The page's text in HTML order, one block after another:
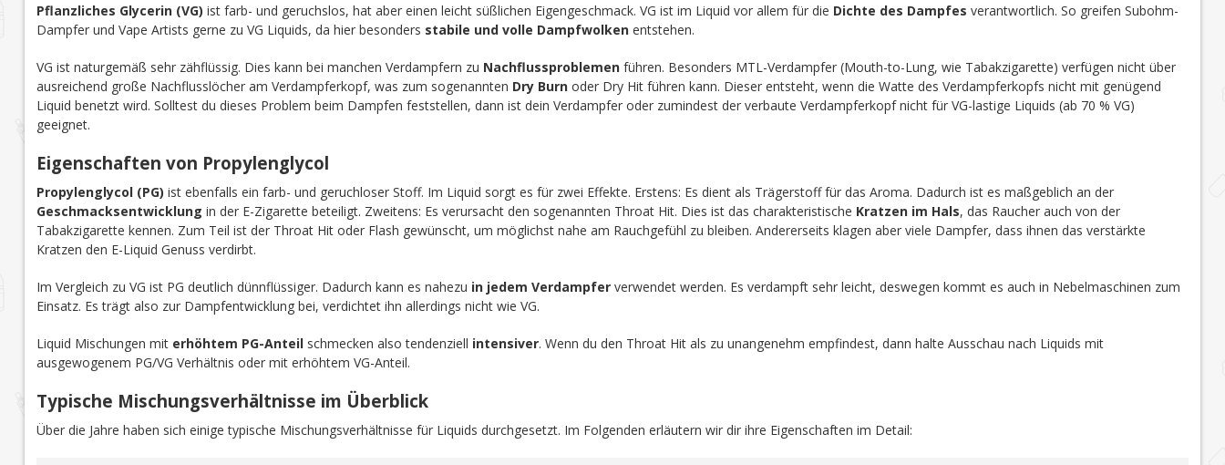
Pflanzliches Glycerin (VG) ist farb- und geruchslos, hat aber einen leicht süßlichen Eigengeschmack. VG ist im Liquid vor allem für die Dichte des Dampfes verantwortlich. So greifen Subohm-
Dampfer und Vape Artists gerne zu VG Liquids, da hier besonders stabile und volle Dampfwolkenentstehen.
VG ist naturgemäß sehr zähflüssig. Dies kann bei manchen Verdampfern zu Nachflussproblemenführen. Besonders MTL-Verdampfer (Mouth-to-Lung, wie Tabakzigarette) verfügen nicht über
ausreichend große Nachflusslöcher am Verdampferkopf, was zum sogenannten Dry Burnoder Dry Hit führen kann. Dieser entsteht, wenn die Watte des Verdampferkopfs nicht mit genügend
Liquid benetzt wird. Solltest du dieses Problem beim Dampfen feststellen, dann ist dein Verdampfer oder zumindest der verbaute Verdampferkopf nicht für VG-lastige Liquids (ab 70 % VG)
geeignet.
Eigenschaften von Propylenglycol
Propylenglycol (PG) ist ebenfalls ein farb- und geruchloser Stoff. Im Liquid sorgt es für zwei Effekte. Erstens: Es dient als Trägerstoff für das Aroma. Dadurch ist es maßgeblich an der
Geschmacksentwicklung in der E-Zigarette beteiligt. Zweitens: Es verursacht den sogenannten Throat Hit. Dies ist das charakteristische Kratzen im Hals, das Raucher auch von der
Tabakzigarette kennen. Zum Teil ist der Throat Hit oder Flash gewünscht, um möglichst nahe am Rauchgefühl zu bleiben. Andererseits klagen aber viele Dampfer, dass ihnen das verstärkte
Kratzen den E-Liquid Genuss verdirbt.
Im Vergleich zu VG ist PG deutlich dünnflüssiger. Dadurch kann es nahezu in jedem Verdampferverwendet werden. Es verdampft sehr leicht, deswegen kommt es auch in Nebelmaschinen zum
Einsatz. Es trägt also zur Dampfentwicklung bei, verdichtet ihn allerdings nicht wie VG.
Liquid Mischungen mit erhöhtem PG-Anteilschmecken also tendenziell intensiver. Wenn du den Throat Hit als zu unangenehm empfindest, dann halte Ausschau nach Liquids mit
ausgewogenem PG/VG Verhältnis oder mit erhöhtem VG-Anteil.
Typische Mischungsverhältnisse im Überblick
Über die Jahre haben sich einige typische Mischungsverhältnisse für Liquids durchgesetzt. Im Folgenden erläutern wir dir ihre Eigenschaften im Detail: